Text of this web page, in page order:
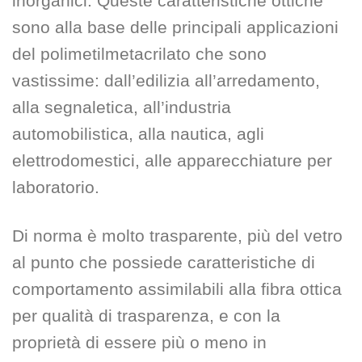
sono alla base delle principali applicazioni
del polimetilmetacrilato che sono
vastissime: dall’edilizia all’arredamento,
alla segnaletica, all’industria
automobilistica, alla nautica, agli
elettrodomestici, alle apparecchiature per
laboratorio.
Di norma è molto trasparente, più del vetro
al punto che possiede caratteristiche di
comportamento assimilabili alla fibra ottica
per qualità di trasparenza, e con la
proprietà di essere più o meno in